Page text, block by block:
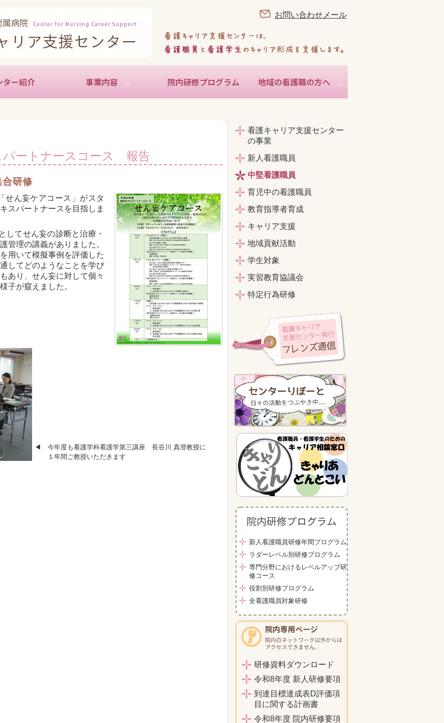
お問い合わせメール
ター紹介 事業内容 院内研修プログラム 地域の看護職の方へ
パートナースコース 報告
研修
ん妄ケアコース」がスタ
スパートナースを目指しま
てせん妄の診断と治療・
管理の講義がありました。
用いて模擬事例を評価した
してどのようなことを学び
あり、せん妄に対して個々
子が窺えました。
◀ 今年度も看護学科看護学第三講座 長谷川 真澄教授に
１年間ご教授いただきます
看護キャリア支援センター
の事業
新人看護職員
中堅看護職員
育児中の看護職員
教育指導者育成
キャリア支援
地域貢献活動
学生対象
実習教育協議会
特定行為研修
新人看護職員研修年間プログラム
ラダーレベル別研修プログラム
専門分野におけるレベルアップ研
修コース
役割別研修プログラム
全看護職員対象研修
研修資料ダウンロード
令和8年度 新人研修要項
到達目標達成表D評価項
目に関する計画書
令和8年度 院内研修要項